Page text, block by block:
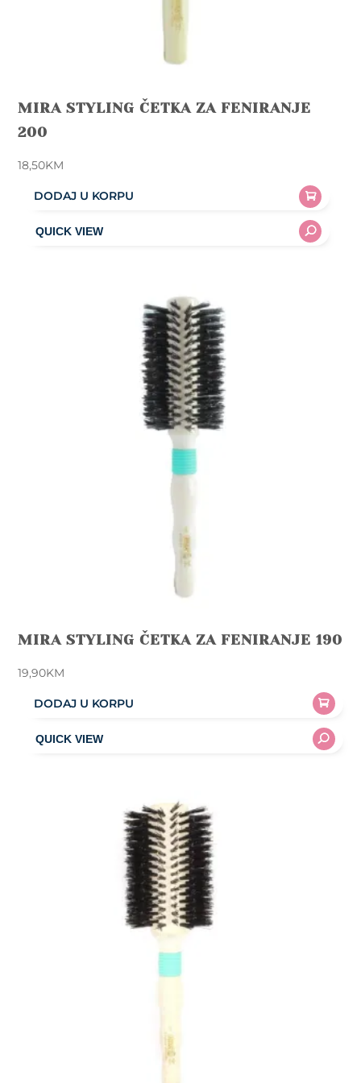
MIRA STYLING ČETKA ZA FENIRANJE
200
18,50KM
DODAJ U KORPU
MIRA STYLING ČETKA ZA FENIRANJE 190
19,90KM
DODAJ U KORPU